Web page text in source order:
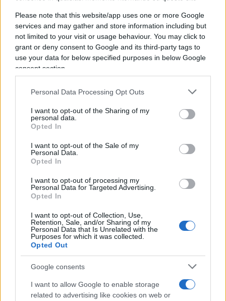
Please note that this website/app uses one or more Google
services and may gather and store information including but
not limited to your visit or usage behaviour. You may click to
grant or deny consent to Google and its third-party tags to
use your data for below specified purposes in below Google
consent section.
Personal Data Processing Opt Outs
I want to opt-out of the Sharing of my
personal data.
Opted In
I want to opt-out of the Sale of my
Personal Data.
Opted In
I want to opt-out of processing my
Personal Data for Targeted Advertising.
Opted In
I want to opt-out of Collection, Use,
Retention, Sale, and/or Sharing of my
Personal Data that Is Unrelated with the
Purposes for which it was collected.
Opted Out
Google consents
I want to allow Google to enable storage
related to advertising like cookies on web or
Leggi i commenti
SEDUTE SATIRICHE
Vignetta del 04/08/2026
Vai all'archivio delle vignette